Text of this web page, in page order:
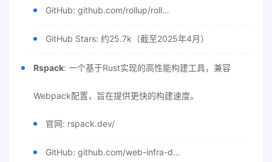
GitHub: github.com/rollup/roll…
GitHub Stars: 约25.7k（截至2025年4月）
Rspack: 一个基于Rust实现的高性能构建工具，兼容
Webpack配置，旨在提供更快的构建速度。
官网: rspack.dev/
GitHub: github.com/web-infra-d…